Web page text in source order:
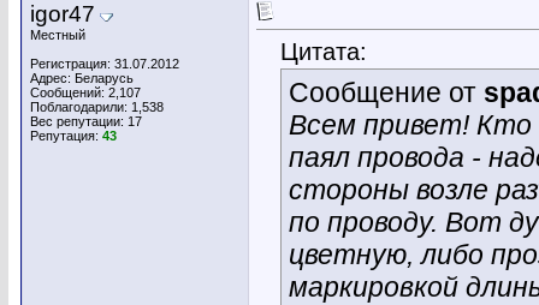
igor47
Местный
Регистрация: 31.07.2012
Адрес: Беларусь
Сообщений: 2,107
Поблагодарили: 1,538
Вес репутации: 17
Репутация: 43
Цитата:
Сообщение от
Всем привет! Кто
паял провода -
стороны возле
по проводу. Вот
цветную, либо
маркировкой